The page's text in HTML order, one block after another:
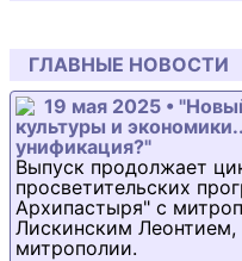
ГЛАВНЫЕ НОВОСТИ
19 мая 2025 •
культуры и
унификация?"
Выпуск продолжает
просветительских
Архипастыря" с
Лискинским
митрополии.